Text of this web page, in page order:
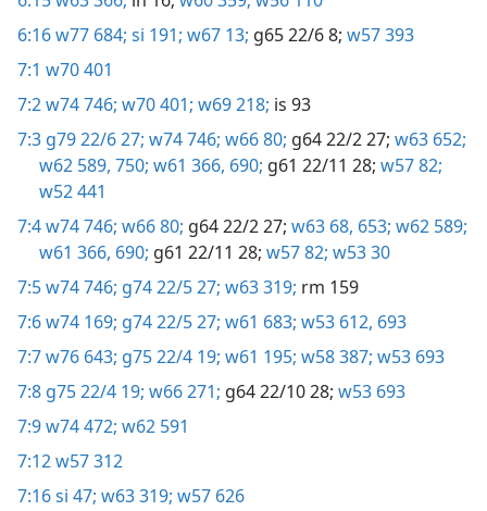
6:16w77 684; si 191; w67 13; g65 22/6 8; w57 393
7:1 w70 401
7:2w74 746; w70 401; w69 218; is 93
7:3 g79 22/6 27; w74 746; w66 80; g64 22/2 27; w63 652;
w62 589, 750; w61 366, 690; g61 22/11 28; w57 82;
w52 441
7:4w74 746; w66 80; g64 22/2 27; w63 68, 653; w62 589;
w61 366, 690; g61 22/11 28; w57 82; w53 30
7:5w74 746; g74 22/5 27; w63 319; rm 159
7:6w74 169; g74 22/5 27; w61 683; w53 612, 693
7:7w76 643; g75 22/4 19; w61 195; w58 387; w53 693
7:8 g75 22/4 19; w66 271; g64 22/10 28; w53 693
7:9w74 472; w62 591
7:12w57 312
7:16si 47; w63 319; w57 626